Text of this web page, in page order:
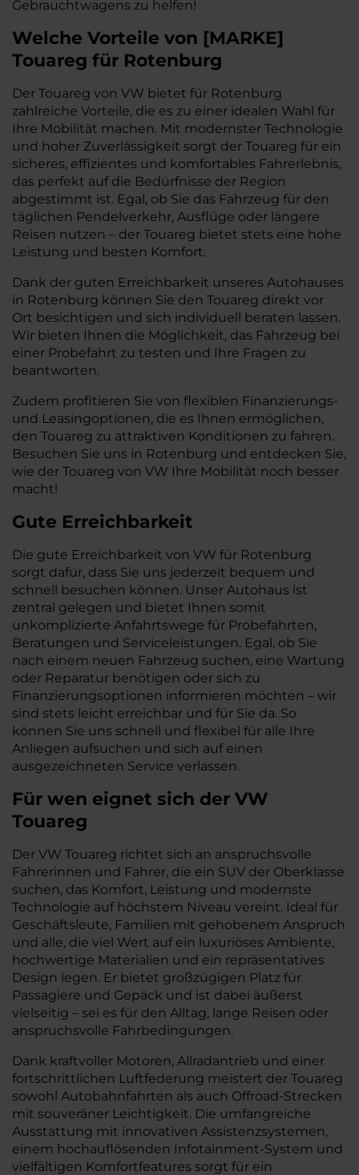
Gebrauchtwagens zu helfen!
Welche Vorteile von [MARKE]
Touareg für Rotenburg
Der Touareg von VW bietet für Rotenburg
zahlreiche Vorteile, die es zu einer idealen Wahl für
Ihre Mobilität machen. Mit modernster Technologie
und hoher Zuverlässigkeit sorgt der Touareg für ein
sicheres, effizientes und komfortables Fahrerlebnis,
das perfekt auf die Bedürfnisse der Region
abgestimmt ist. Egal, ob Sie das Fahrzeug für den
täglichen Pendelverkehr, Ausflüge oder längere
Reisen nutzen – der Touareg bietet stets eine hohe
Leistung und besten Komfort.
Dank der guten Erreichbarkeit unseres Autohauses
in Rotenburg können Sie den Touareg direkt vor
Ort besichtigen und sich individuell beraten lassen.
Wir bieten Ihnen die Möglichkeit, das Fahrzeug bei
einer Probefahrt zu testen und Ihre Fragen zu
beantworten.
Zudem profitieren Sie von flexiblen Finanzierungs-
und Leasingoptionen, die es Ihnen ermöglichen,
den Touareg zu attraktiven Konditionen zu fahren.
Besuchen Sie uns in Rotenburg und entdecken Sie,
wie der Touareg von VW Ihre Mobilität noch besser
macht!
Gute Erreichbarkeit
Die gute Erreichbarkeit von VW für Rotenburg
sorgt dafür, dass Sie uns jederzeit bequem und
schnell besuchen können. Unser Autohaus ist
zentral gelegen und bietet Ihnen somit
unkomplizierte Anfahrtswege für Probefahrten,
Beratungen und Serviceleistungen. Egal, ob Sie
nach einem neuen Fahrzeug suchen, eine Wartung
oder Reparatur benötigen oder sich zu
Finanzierungsoptionen informieren möchten – wir
sind stets leicht erreichbar und für Sie da. So
können Sie uns schnell und flexibel für alle Ihre
Anliegen aufsuchen und sich auf einen
ausgezeichneten Service verlassen.
Für wen eignet sich der VW
Touareg
Der VW Touareg richtet sich an anspruchsvolle
Fahrerinnen und Fahrer, die ein SUV der Oberklasse
suchen, das Komfort, Leistung und modernste
Technologie auf höchstem Niveau vereint. Ideal für
Geschäftsleute, Familien mit gehobenem Anspruch
und alle, die viel Wert auf ein luxuriöses Ambiente,
hochwertige Materialien und ein repräsentatives
Design legen. Er bietet großzügigen Platz für
Passagiere und Gepäck und ist dabei äußerst
vielseitig – sei es für den Alltag, lange Reisen oder
anspruchsvolle Fahrbedingungen.
Dank kraftvoller Motoren, Allradantrieb und einer
fortschrittlichen Luftfederung meistert der Touareg
sowohl Autobahnfahrten als auch Offroad-Strecken
mit souveräner Leichtigkeit. Die umfangreiche
Ausstattung mit innovativen Assistenzsystemen,
einem hochauflösenden Infotainment-System und
vielfältigen Komfortfeatures sorgt für ein